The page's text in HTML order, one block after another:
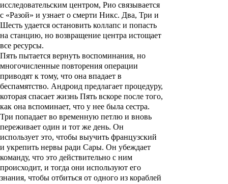
исследовательским центром, Рио связывается
с «Разой» и узнает о смерти Никс. Два, Три и
Шесть удается остановить коллапс и попасть
на станцию, но возвращение центра истощает
все ресурсы.
Пять пытается вернуть воспоминания, но
многочисленные повторения операции
приводят к тому, что она впадает в
беспамятство. Андроид предлагает процедуру,
которая спасает жизнь Пять вскоре после того,
как она вспоминает, что у нее была сестра.
Три попадает во временную петлю и вновь
переживает один и тот же день. Он
использует это, чтобы выучить французский
и укрепить нервы ради Сары. Он убеждает
команду, что это действительно с ним
происходит, и тогда они используют его
знания, чтобы отбиться от одного из кораблей